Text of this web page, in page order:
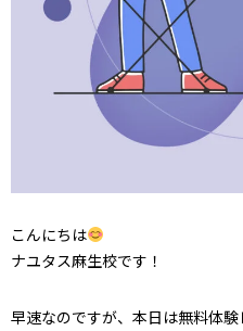
こんにちは
ナユタス麻生校です！
早速なのですが、本日は無料体